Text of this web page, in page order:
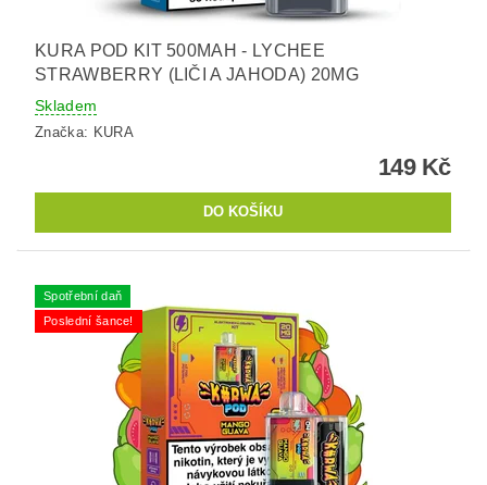
KURA POD KIT 500MAH - LYCHEE
STRAWBERRY (LIČI A JAHODA) 20MG
Skladem
Značka: KURA
149 Kč
Spotřební daň
Poslední šance!